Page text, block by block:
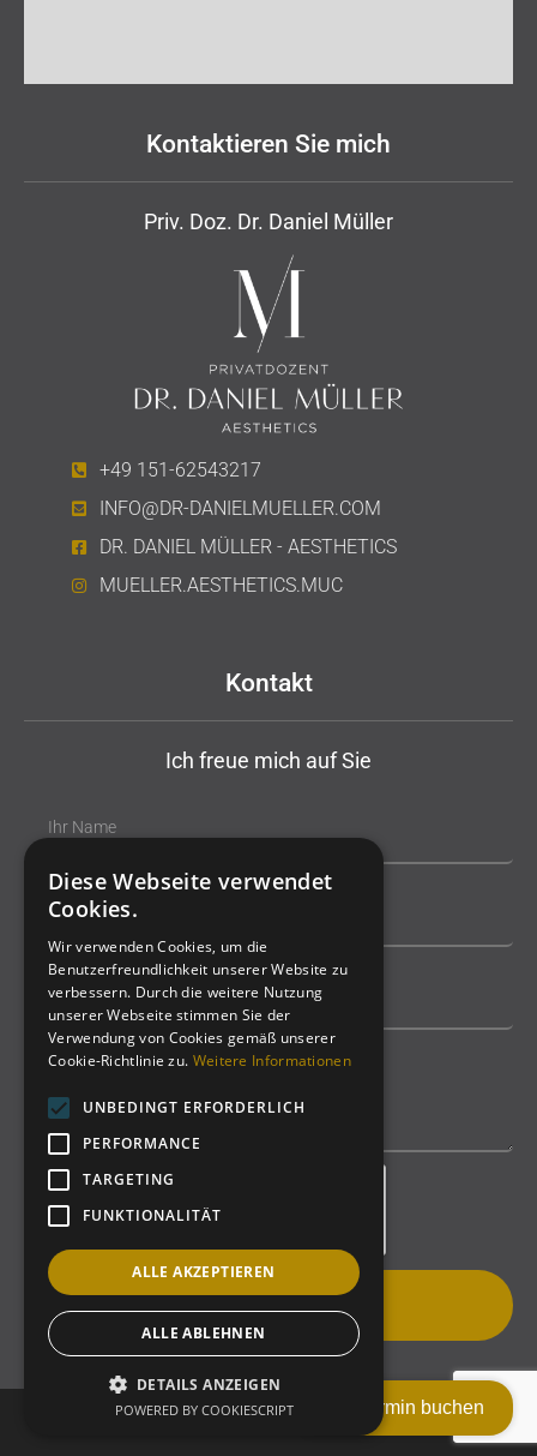
Kontaktieren Sie mich
Priv. Doz. Dr. Daniel Müller
+49 151-62543217
INFO@DR-DANIELMUELLER.COM
DR. DANIEL MÜLLER - AESTHETICS
MUELLER.AESTHETICS.MUC
Kontakt
Ich freue mich auf Sie
Nachricht senden
Datenschutz Impressum
Termin buchen
Diese Webseite verwendet
Cookies.
Wir verwenden Cookies, um die
Benutzerfreundlichkeit unserer Website zu
verbessern. Durch die weitere Nutzung
unserer Webseite stimmen Sie der
Verwendung von Cookies gemäß unserer
Cookie-Richtlinie zu. Weitere Informationen
UNBEDINGT ERFORDERLICH
PERFORMANCE
TARGETING
FUNKTIONALITÄT
ALLE AKZEPTIEREN
ALLE ABLEHNEN
DETAILS ANZEIGEN
POWERED BY COOKIESCRIPT